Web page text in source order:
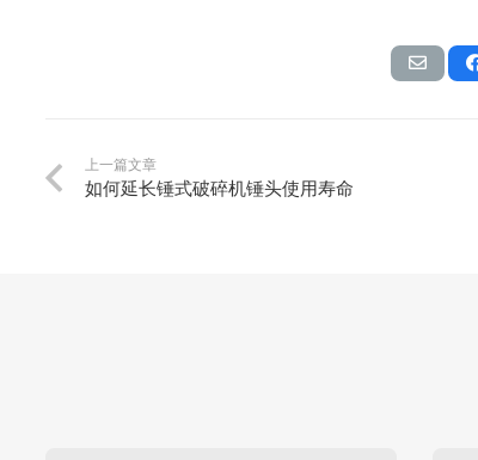
上一篇文章
如何延长锤式破碎机锤头使用寿命